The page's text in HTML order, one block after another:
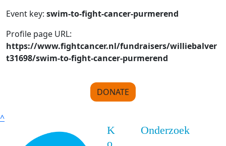
Event key: swim-to-fight-cancer-purmerend
Profile page URL:
https://www.fightcancer.nl/fundraisers/williebalver
t31698/swim-to-fight-cancer-purmerend
DONATE
^
K
Onderzoek